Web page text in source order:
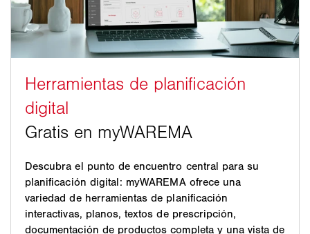
Descubra el punto de encuentro central para su
planificación digital: myWAREMA ofrece una
variedad de herramientas de planificación
interactivas, planos, textos de prescripción,
documentación de productos completa y una vista de